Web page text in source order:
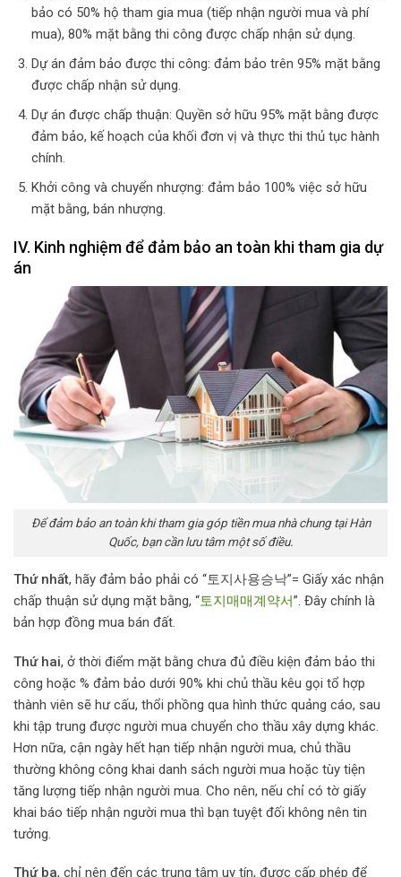
bảo có 50% hộ tham gia mua (tiếp nhận người mua và phí
mua), 80% mặt bằng thi công được chấp nhận sử dụng.
Dự án đảm bảo được thi công: đảm bảo trên 95% mặt bằng
được chấp nhận sử dụng.
Dự án được chấp thuận: Quyền sở hữu 95% mặt bằng được
đảm bảo, kế hoạch của khối đơn vị và thực thi thủ tục hành
chính.
Khởi công và chuyển nhượng: đảm bảo 100% việc sở hữu
mặt bằng, bán nhượng.
IV. Kinh nghiệm để đảm bảo an toàn khi tham gia dự
án
Để đảm bảo an toàn khi tham gia góp tiền mua nhà chung tại Hàn
Quốc, bạn cần lưu tâm một số điều.
Thứ nhất, hãy đảm bảo phải có “토지사용승낙”= Giấy xác nhận
chấp thuận sử dụng mặt bằng, “토지매매계약서”. Đây chính là
bản hợp đồng mua bán đất.
Thứ hai, ở thời điểm mặt bằng chưa đủ điều kiện đảm bảo thi
công hoặc % đảm bảo dưới 90% khi chủ thầu kêu gọi tổ hợp
thành viên sẽ hư cấu, thổi phồng qua hình thức quảng cáo, sau
khi tập trung được người mua chuyển cho thầu xây dựng khác.
Hơn nữa, cận ngày hết hạn tiếp nhận người mua, chủ thầu
thường không công khai danh sách người mua hoặc tùy tiện
tăng lượng tiếp nhận người mua. Cho nên, nếu chỉ có tờ giấy
khai báo tiếp nhận người mua thì bạn tuyệt đối không nên tin
tưởng.
Thứ ba, chỉ nên đến các trung tâm uy tín, được cấp phép để